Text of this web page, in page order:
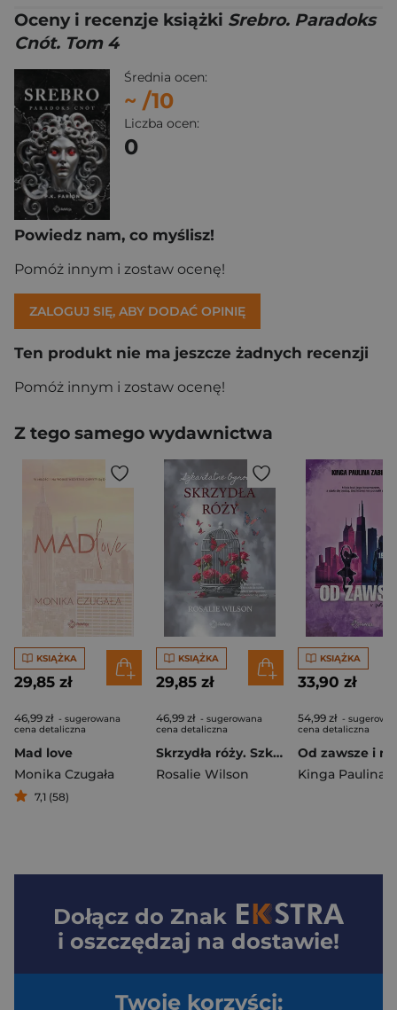
Oceny i recenzje książki Srebro. Paradoks
Cnót. Tom 4
Średnia ocen:
~ /10
Liczba ocen:
0
Powiedz nam, co myślisz!
Pomóż innym i zostaw ocenę!
ZALOGUJ SIĘ, ABY DODAĆ OPINIĘ
Ten produkt nie ma jeszcze żadnych recenzji
Pomóż innym i zostaw ocenę!
Z tego samego wydawnictwa
KSIĄŻKA
29,85 zł
46,99 zł - sugerowana
cena detaliczna
Mad love
Monika Czugała
7,1 (58)
KSIĄŻKA
29,85 zł
46,99 zł - sugerowana
cena detaliczna
Skrzydła róży. Szkarlatne Ogrody. Tom 3
Rosalie Wilson
KSIĄŻKA
33,90 zł
54,99 zł -
cena detaliczna
Dołącz do Znak
i oszczędzaj na dostawie!
Twoje korzyści: